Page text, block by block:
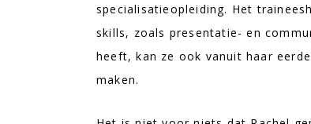
specialisatieopleiding. Het
skills, zoals presentatie- en
heeft, kan ze ook vanuit haar
maken.